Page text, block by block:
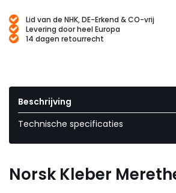
Lid van de NHK, DE-Erkend & CO-vrij
Levering door heel Europa
14 dagen retourrecht
Beschrijving
Technische specificaties
Norsk Kleber